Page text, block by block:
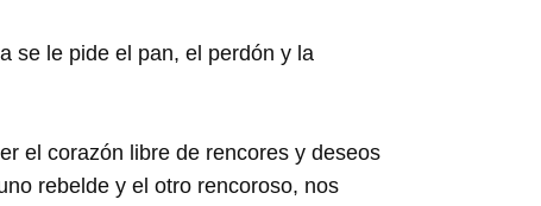
se le pide el pan, el perdón y la
el corazón libre de rencores y deseos
rebelde y el otro rencoroso, nos